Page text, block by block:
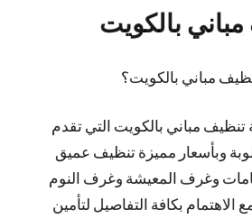
بالكويت
مباني بالكويت؟
مباني بالكويت التي تقدم
وبأسعار مميزة تنظيف عميق
وغرف المعيشة وغرف النوم
الاهتمام بكافة التفاصيل لتأمين